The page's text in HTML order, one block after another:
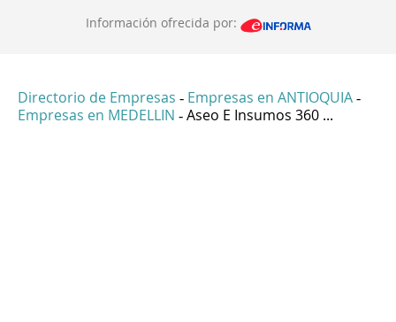
Información ofrecida por:
Directorio de Empresas - Empresas en ANTIOQUIA -
Empresas en MEDELLIN - Aseo E Insumos 360 ...